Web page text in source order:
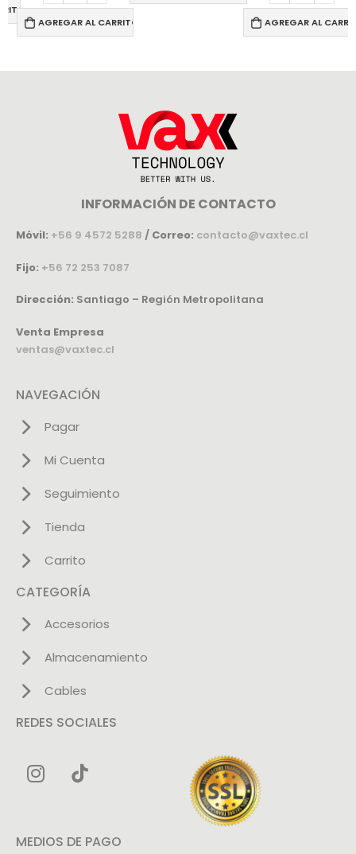
AGREGAR AL CARRITO AGREGAR AL
INFORMACIÓN DE CONTACTO
Móvil: +56 9 4572 5288 / Correo: contacto@vaxtec.cl
Fijo: +56 72 253 7087
Dirección: Santiago – Región Metropolitana
Venta Empresa
ventas@vaxtec.cl
NAVEGACIÓN
Pagar
Mi Cuenta
Seguimiento
Tienda
Carrito
CATEGORÍA
Accesorios
Almacenamiento
Cables
REDES SOCIALES
MEDIOS DE PAGO